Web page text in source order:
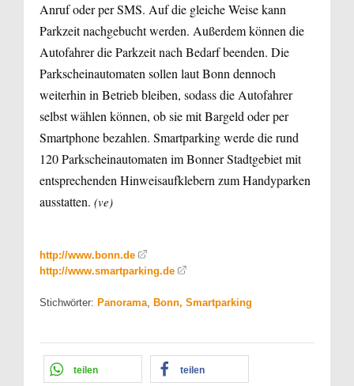
Anruf oder per SMS. Auf die gleiche Weise kann
Parkzeit nachgebucht werden. Außerdem können die
Autofahrer die Parkzeit nach Bedarf beenden. Die
Parkscheinautomaten sollen laut Bonn dennoch
weiterhin in Betrieb bleiben, sodass die Autofahrer
selbst wählen können, ob sie mit Bargeld oder per
Smartphone bezahlen. Smartparking werde die rund
120 Parkscheinautomaten im Bonner Stadtgebiet mit
entsprechenden Hinweisaufklebern zum Handyparken
ausstatten. (ve)
http://www.bonn.de
http://www.smartparking.de
Stichwörter: Panorama, Bonn, Smartparking
teilen teilen